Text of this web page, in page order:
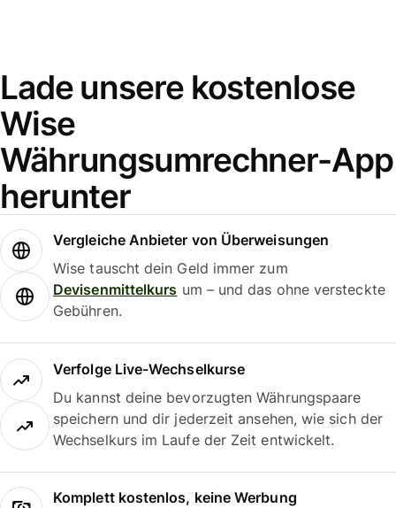
Lade unsere kostenlose
Wise
Währungsumrechner-App
herunter
Vergleiche Anbieter von Überweisungen
Wise tauscht dein Geld immer zum
Devisenmittelkurs um – und das ohne versteckte
Gebühren.
Verfolge Live-Wechselkurse
Du kannst deine bevorzugten Währungspaare
speichern und dir jederzeit ansehen, wie sich der
Wechselkurs im Laufe der Zeit entwickelt.
Komplett kostenlos, keine Werbung